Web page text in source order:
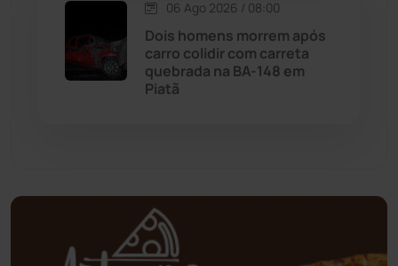
Oliveira dos Brejinhos
Palmas de Monte Alto
Piripá (90)
Planalto
06 Ago 2026 / 08:00
Dois homens morrem após
carro colidir com carreta
quebrada na BA-148 em
Piatã